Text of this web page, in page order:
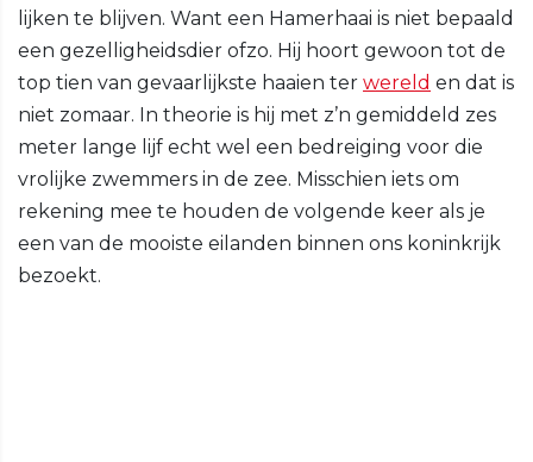
lijken te blijven. Want een Hamerhaai is niet bepaald
een gezelligheidsdier ofzo. Hij hoort gewoon tot de
top tien van gevaarlijkste haaien ter wereld en dat is
niet zomaar. In theorie is hij met z’n gemiddeld zes
meter lange lijf echt wel een bedreiging voor die
vrolijke zwemmers in de zee. Misschien iets om
rekening mee te houden de volgende keer als je
een van de mooiste eilanden binnen ons koninkrijk
bezoekt.